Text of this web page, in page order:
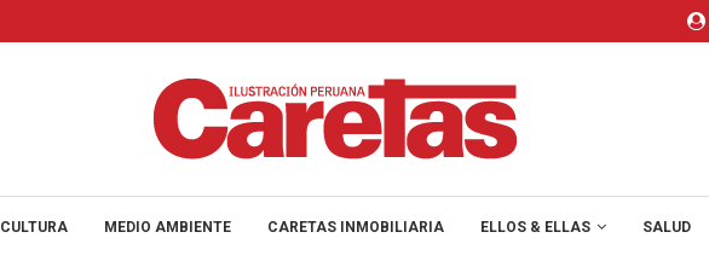
CULTURA MEDIO AMBIENTE CARETAS INMOBILIARIA ELLOS & ELLAS SALUD